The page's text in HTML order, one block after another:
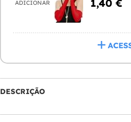
ADICIONAR 1,40 €
DESCRIÇÃO